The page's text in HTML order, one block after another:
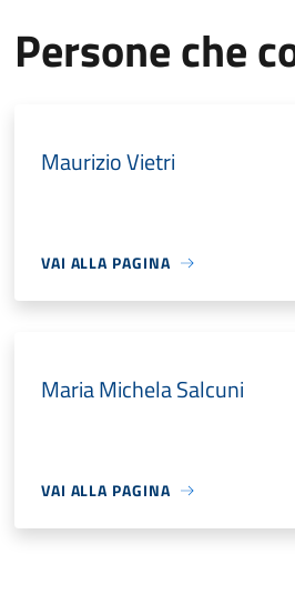
Persone che
Maurizio Vietri
VAI ALLA PAGINA
Maria Michela Salcuni
VAI ALLA PAGINA